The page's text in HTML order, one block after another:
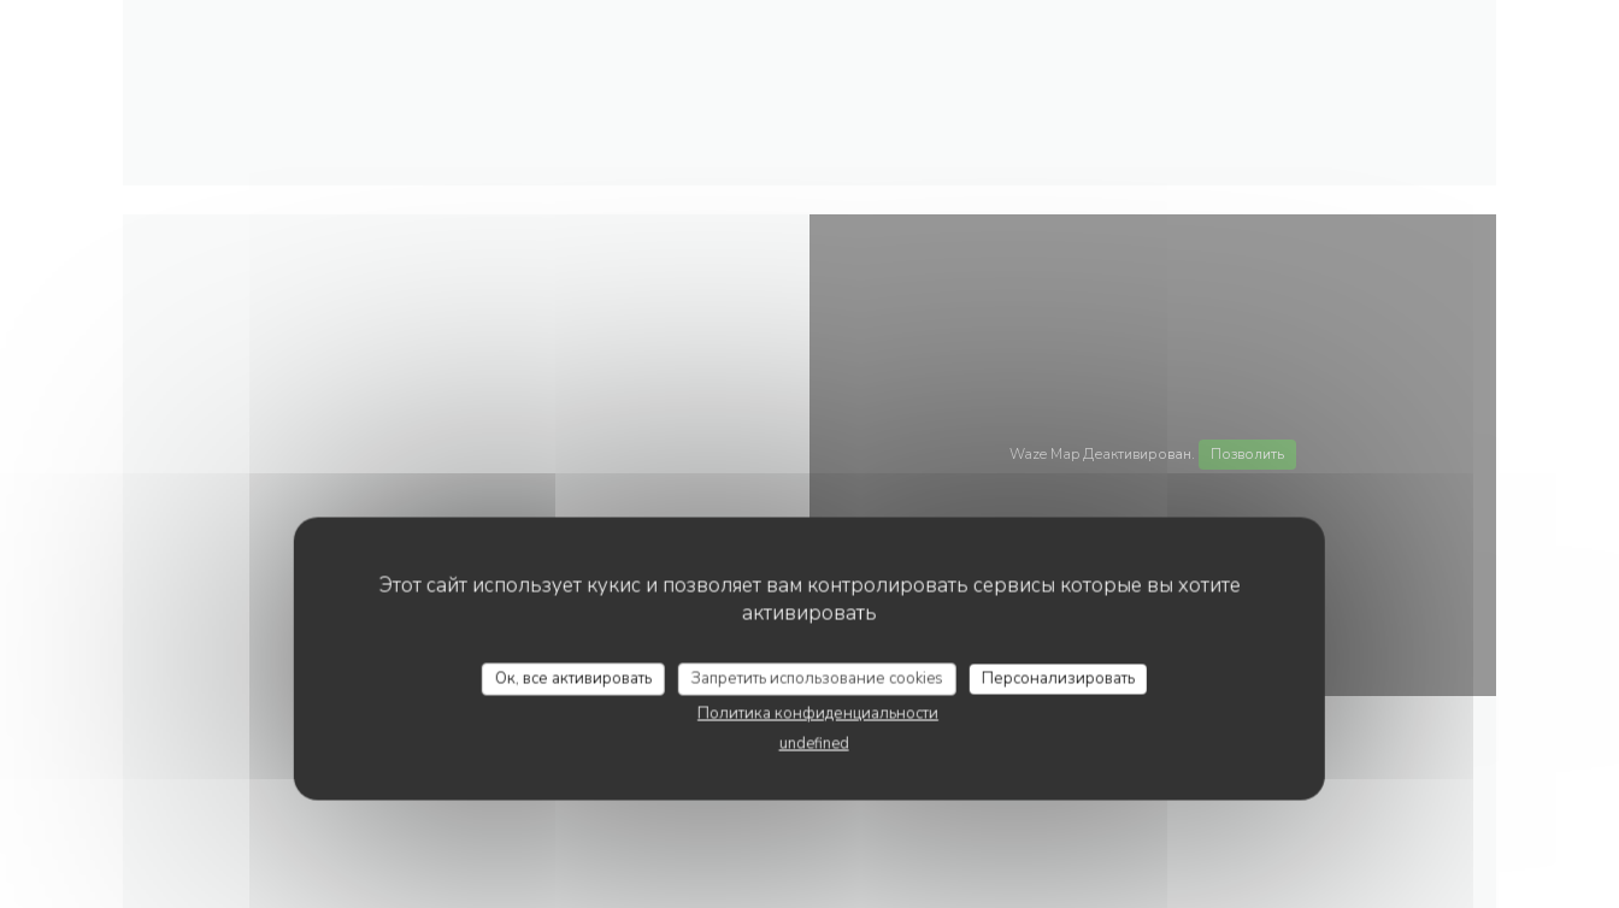
Этот сайт использует кукис и позволяет вам контролировать сервисы которые вы хотите
активировать
Ок, все активировать Запретить использование cookies
Персонализировать
Политика конфиденциальности
undefined
LES MARCHES
Waze Map Деактивирован. Позволить